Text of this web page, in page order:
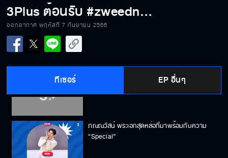
3Plus ต้อนรับ #zweednroll วงอินดี้ของคนชิค
ออกอากาศ พฤหัสที่ 7 กันยายน 2566
ทีเซอร์ EP อื่นๆ
3Plus รับแขก HAVE A NICE DAY
ภณณวัสน์ พระเอกสุดหล่อที่มาพร้อมกับความ
“Special”